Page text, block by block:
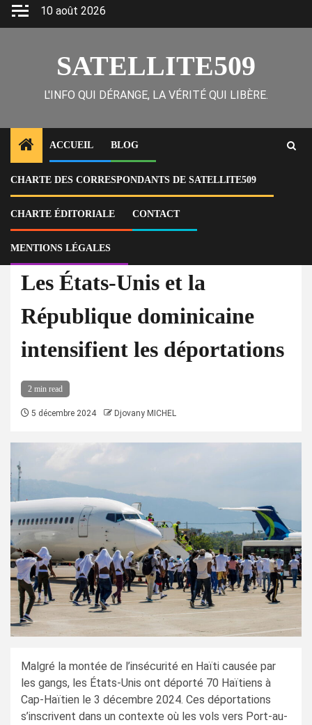
Skip
10 août 2026
SATELLITE509
L'INFO QUI DÉRANGE, LA VÉRITÉ QUI LIBÈRE.
ACCUEIL BLOG
CHARTE DES CORRESPONDANTS DE SATELLITE509
CHARTE ÉDITORIALE CONTACT
MENTIONS LÉGALES
Home
Actu
Les États-Unis et la République dominicaine intensifient les
déportations
À la Une Actu
Les États-Unis et la
République dominicaine
intensifient les déportations
2 min read
5 décembre 2024 Djovany MICHEL
Malgré la montée de l’insécurité en Haïti causée par
les gangs, les États-Unis ont déporté 70 Haïtiens à
Cap-Haïtien le 3 décembre 2024. Ces déportations
s’inscrivent dans un contexte où les vols vers Port-au-